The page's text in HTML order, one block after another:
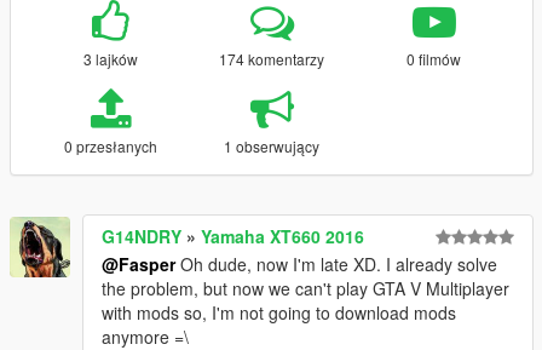
3 lajków 174 komentarzy 0 filmów
0 przesłanych 1 obserwujący
G14NDRY » Yamaha XT660 2016
@FasperOh dude, now I'm late XD. I already solve
the problem, but now we can't play GTA V Multiplayer
with mods so, I'm not going to download mods
anymore =\